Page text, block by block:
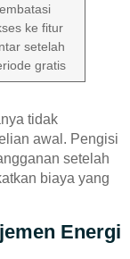
ke fitur
setelah
gratis
tidak
awal. Pengisi
setelah
biaya yang
Energi